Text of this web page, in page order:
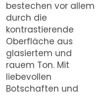
bestechen vor allem
durch die
kontrastierende
Oberfläche aus
glasiertem und
rauem Ton. Mit
liebevollen
Botschaften und